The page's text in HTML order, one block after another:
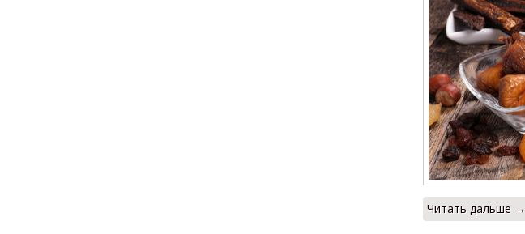
Читать дальше →